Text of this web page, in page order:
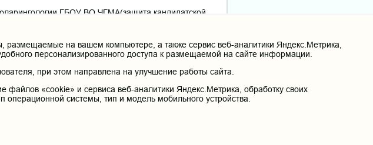
ГБОУ ВО ЧГМА(защита кандидатской
на вашем компьютере, а также сервис веб-аналитики Яндекс.Метрика,
персонализированного доступа к размещаемой на сайте информации.
при этом направлена на улучшение работы сайта.
файлов «cookie» и сервиса веб-аналитики Яндекс.Метрика, обработку своих
системы, тип и модель мобильного устройства.